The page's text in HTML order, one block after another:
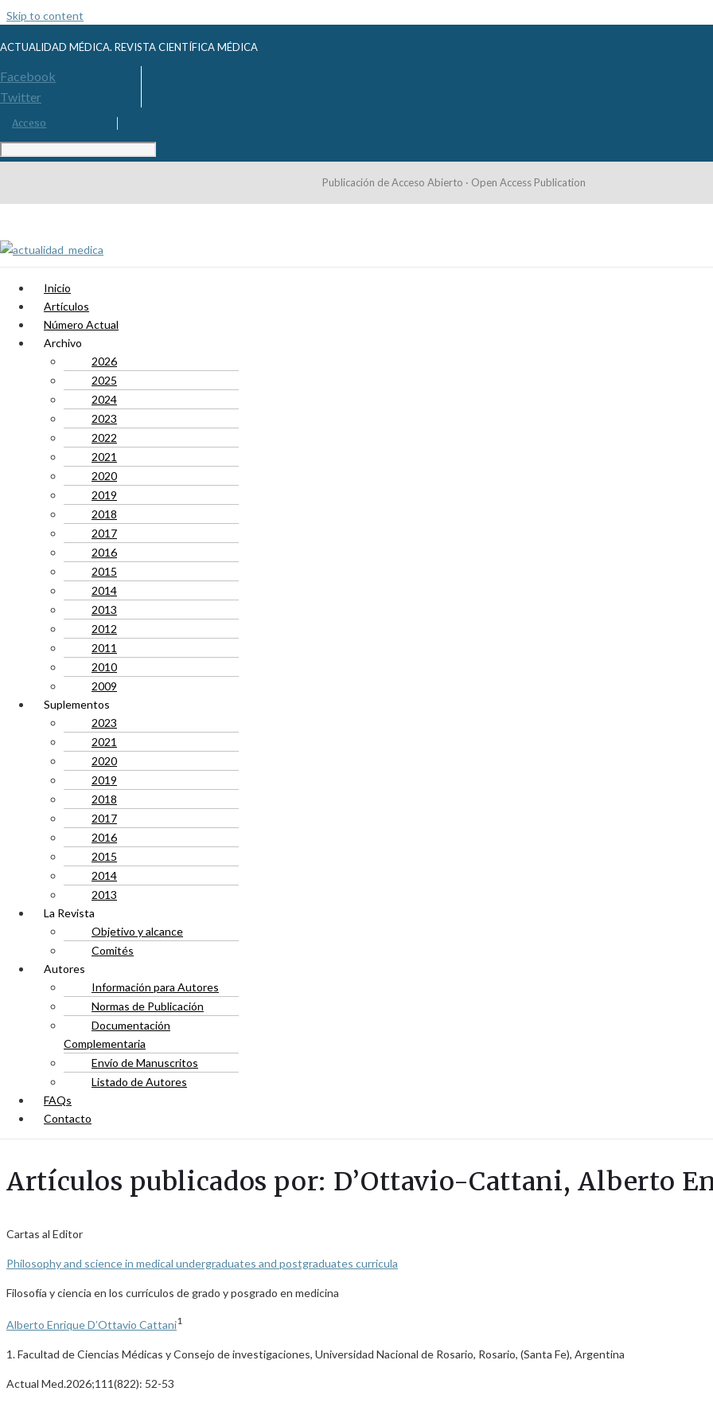
Skip to content
ACTUALIDAD MÉDICA. REVISTA CIENTÍFICA MÉDICA
Facebook
Twitter
Acceso
Publicación de Acceso Abierto · Open Access Publication
Inicio
Artículos
Número Actual
Archivo
2026
2025
2024
2023
2022
2021
2020
2019
2018
2017
2016
2015
2014
2013
2012
2011
2010
2009
Suplementos
2023
2021
2020
2019
2018
2017
2016
2015
2014
2013
La Revista
Objetivo y alcance
Comités
Autores
Información para Autores
Normas de Publicación
Documentación
Complementaria
Envío de Manuscritos
Listado de Autores
FAQs
Contacto
Artículos publicados por: D’Ottavio-Cattani, Alberto
Cartas al Editor
Philosophy and science in medical undergraduates and postgraduates curricula
Filosofía y ciencia en los currículos de grado y posgrado en medicina
Alberto Enrique D’Ottavio Cattani1
1. Facultad de Ciencias Médicas y Consejo de investigaciones, Universidad Nacional de Rosario, Rosario, (Santa Fe), Argentina
Actual Med.2026;111(822): 52-53